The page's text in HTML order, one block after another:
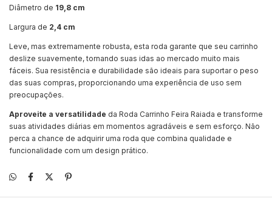
Diâmetro de 19,8 cm
Largura de 2,4 cm
Leve, mas extremamente robusta, esta roda garante que seu carrinho
deslize suavemente, tornando suas idas ao mercado muito mais
fáceis. Sua resistência e durabilidade são ideais para suportar o peso
das suas compras, proporcionando uma experiência de uso sem
preocupações.
Aproveite a versatilidade da Roda Carrinho Feira Raiada e transforme
suas atividades diárias em momentos agradáveis e sem esforço. Não
perca a chance de adquirir uma roda que combina qualidade e
funcionalidade com um design prático.